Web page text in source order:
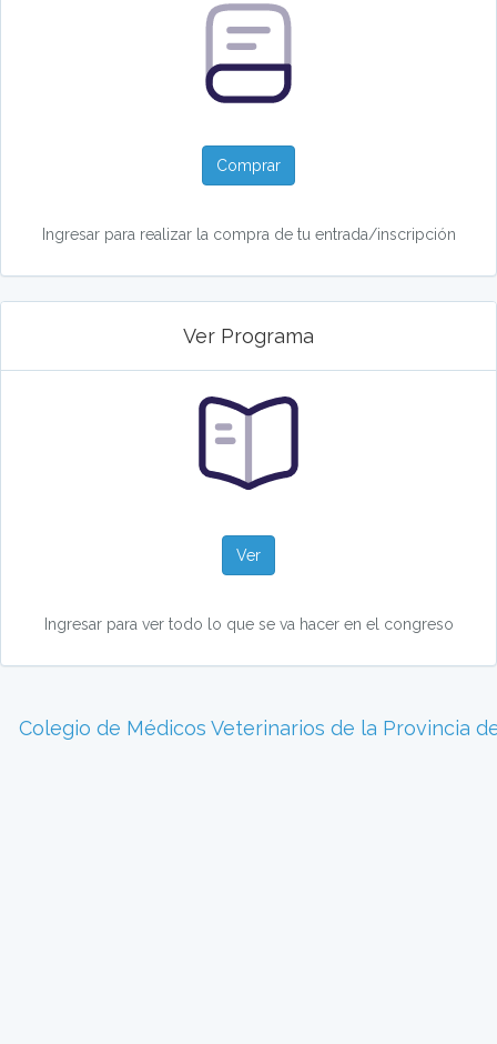
Comprar
Ingresar para realizar la compra de tu entrada/inscripción
Ver Programa
Ver
Ingresar para ver todo lo que se va hacer en el congreso
Colegio de Médicos Veterinarios de la Provincia